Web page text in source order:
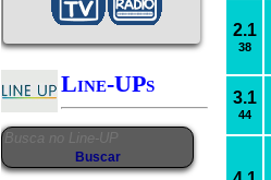
Line-UPs
2.1
38
3.1
44